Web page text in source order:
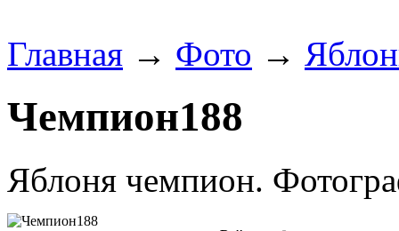
Главная → Фото →
Чемпион188
Яблоня чемпион.